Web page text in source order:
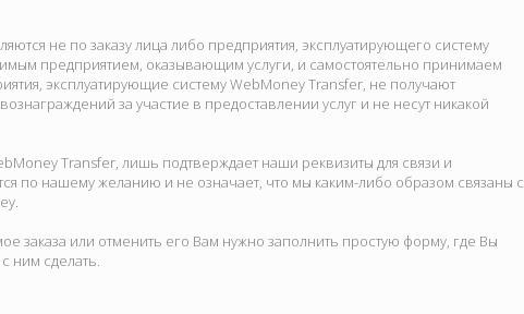
не по заказу лица либо предприятия, эксплуатирующего систему
предприятием, оказывающим услуги, и самостоятельно принимаем
эксплуатирующие систему WebMoney Transfer, не получают
за участие в предоставлении услуг и не несут никакой
Transfer, лишь подтверждает наши реквизиты для связи и
по нашему желанию и не означает, что мы каким-либо образом связаны с
заказа или отменить его Вам нужно заполнить простую форму, где Вы
ним сделать.